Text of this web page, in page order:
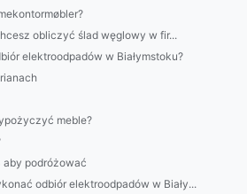
obliczyć ślad węglowy w fir...
elektroodpadów w Białymstoku?
meble?
podróżować
odbiór elektroodpadów w Biały...